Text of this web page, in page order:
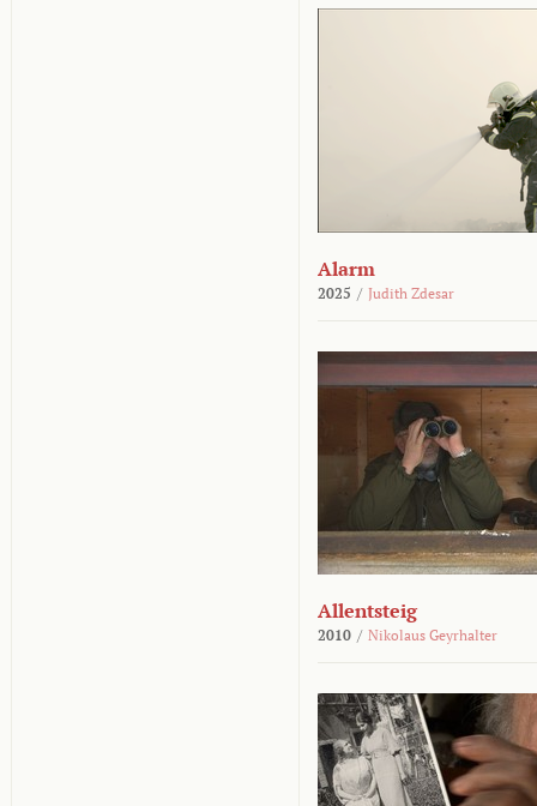
Alarm
2025 / Judith Zdesar
Allentsteig
2010 / Nikolaus Geyrhalter